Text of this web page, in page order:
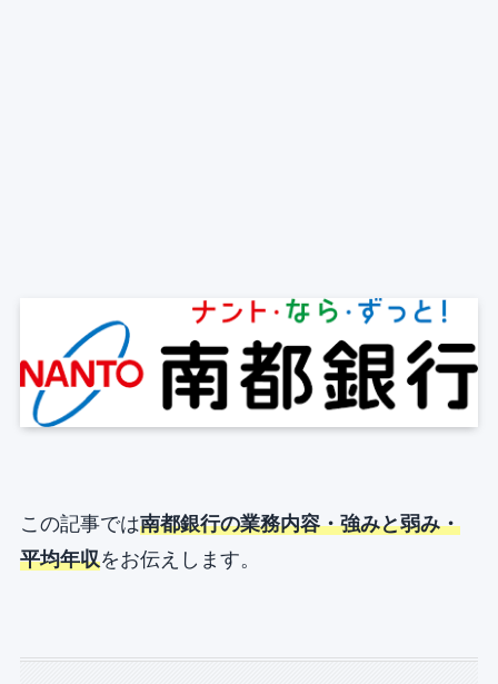
この記事では南都銀行の業務内容・強みと弱み・
平均年収をお伝えします。